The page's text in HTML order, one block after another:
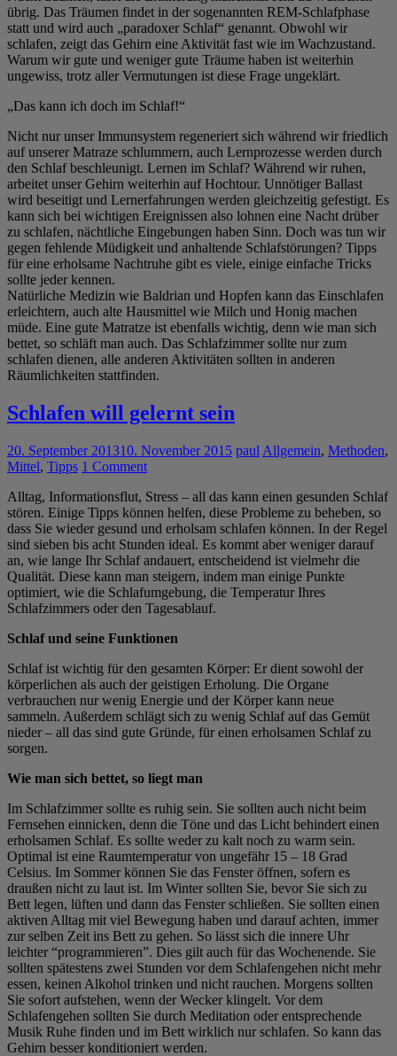
übrig. Das Träumen findet in der sogenannten REM-Schlafphase
statt und wird auch „paradoxer Schlaf“ genannt. Obwohl wir
schlafen, zeigt das Gehirn eine Aktivität fast wie im Wachzustand.
Warum wir gute und weniger gute Träume haben ist weiterhin
ungewiss, trotz aller Vermutungen ist diese Frage ungeklärt.
„Das kann ich doch im Schlaf!“
Nicht nur unser Immunsystem regeneriert sich während wir friedlich
auf unserer Matraze schlummern, auch Lernprozesse werden durch
den Schlaf beschleunigt. Lernen im Schlaf? Während wir ruhen,
arbeitet unser Gehirn weiterhin auf Hochtour. Unnötiger Ballast
wird beseitigt und Lernerfahrungen werden gleichzeitig gefestigt. Es
kann sich bei wichtigen Ereignissen also lohnen eine Nacht drüber
zu schlafen, nächtliche Eingebungen haben Sinn. Doch was tun wir
gegen fehlende Müdigkeit und anhaltende Schlafstörungen? Tipps
für eine erholsame Nachtruhe gibt es viele, einige einfache Tricks
sollte jeder kennen.
Natürliche Medizin wie Baldrian und Hopfen kann das Einschlafen
erleichtern, auch alte Hausmittel wie Milch und Honig machen
müde. Eine gute Matratze ist ebenfalls wichtig, denn wie man sich
bettet, so schläft man auch. Das Schlafzimmer sollte nur zum
schlafen dienen, alle anderen Aktivitäten sollten in anderen
Räumlichkeiten stattfinden.
Schlafen will gelernt sein
20. September 201310. November 2015 paul Allgemein, Methoden,
Mittel, Tipps 1 Comment
Alltag, Informationsflut, Stress – all das kann einen gesunden Schlaf
stören. Einige Tipps können helfen, diese Probleme zu beheben, so
dass Sie wieder gesund und erholsam schlafen können. In der Regel
sind sieben bis acht Stunden ideal. Es kommt aber weniger darauf
an, wie lange Ihr Schlaf andauert, entscheidend ist vielmehr die
Qualität. Diese kann man steigern, indem man einige Punkte
optimiert, wie die Schlafumgebung, die Temperatur Ihres
Schlafzimmers oder den Tagesablauf.
Schlaf und seine Funktionen
Schlaf ist wichtig für den gesamten Körper: Er dient sowohl der
körperlichen als auch der geistigen Erholung. Die Organe
verbrauchen nur wenig Energie und der Körper kann neue
sammeln. Außerdem schlägt sich zu wenig Schlaf auf das Gemüt
nieder – all das sind gute Gründe, für einen erholsamen Schlaf zu
sorgen.
Wie man sich bettet, so liegt man
Im Schlafzimmer sollte es ruhig sein. Sie sollten auch nicht beim
Fernsehen einnicken, denn die Töne und das Licht behindert einen
erholsamen Schlaf. Es sollte weder zu kalt noch zu warm sein.
Optimal ist eine Raumtemperatur von ungefähr 15 – 18 Grad
Celsius. Im Sommer können Sie das Fenster öffnen, sofern es
draußen nicht zu laut ist. Im Winter sollten Sie, bevor Sie sich zu
Bett legen, lüften und dann das Fenster schließen. Sie sollten einen
aktiven Alltag mit viel Bewegung haben und darauf achten, immer
zur selben Zeit ins Bett zu gehen. So lässt sich die innere Uhr
leichter “programmieren”. Dies gilt auch für das Wochenende. Sie
sollten spätestens zwei Stunden vor dem Schlafengehen nicht mehr
essen, keinen Alkohol trinken und nicht rauchen. Morgens sollten
Sie sofort aufstehen, wenn der Wecker klingelt. Vor dem
Schlafengehen sollten Sie durch Meditation oder entsprechende
Musik Ruhe finden und im Bett wirklich nur schlafen. So kann das
Gehirn besser konditioniert werden.